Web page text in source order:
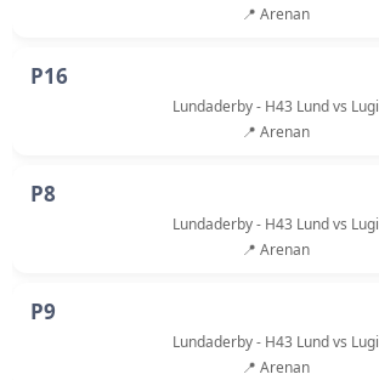
📍 Arenan
P16
Lundaderby - H43 Lund vs Lugi
📍 Arenan
P8
Lundaderby - H43 Lund vs Lugi
📍 Arenan
P9
Lundaderby - H43 Lund vs Lugi
📍 Arenan